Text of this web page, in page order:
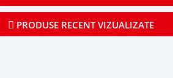
PRODUSE RECENT VIZUALIZATE